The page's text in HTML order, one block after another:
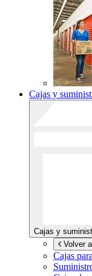
Cajas y
Cajas y
Volver
Cajas